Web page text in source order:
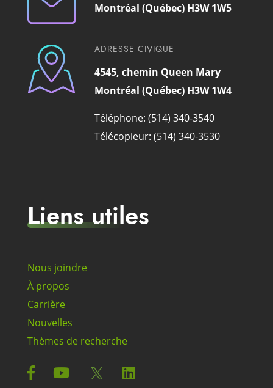
Montréal (Québec) H3W 1W5
ADRESSE CIVIQUE
4545, chemin Queen Mary
Montréal (Québec) H3W 1W4
Téléphone: (514) 340-3540
Télécopieur: (514) 340-3530
Liens utiles
Nous joindre
À propos
Carrière
Nouvelles
Thèmes de recherche